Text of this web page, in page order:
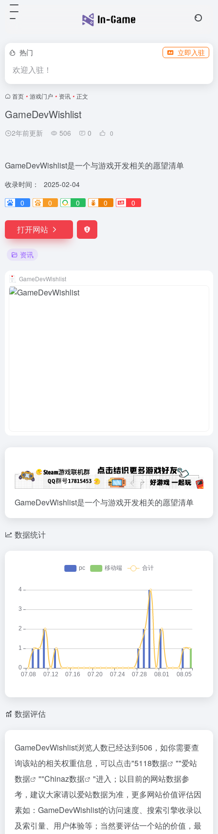
热门 立即入驻
欢迎入驻！
首页 • 游戏门户 • 资讯 • 正文
GameDevWishlist
2年前更新 506 0 0
GameDevWishlist是一个与游戏开发相关的愿望清单
收录时间：
2025-02-04
0
0 0 0 0
打开网站
资讯
GameDevWishlist
GameDevWishlist是一个与游戏开发相关的愿望清单
数据统计
数据评估
GameDevWishlist浏览人数已经达到506，如你需要查
询该站的相关权重信息，可以点击"5118数据 ""爱站
数据
""Chinaz数据
"进入；以目前的网站数据参
考，建议大家请以爱站数据为准，更多网站价值评估因
素如：GameDevWishlist的访问速度、搜索引擎收录以
及索引量、用户体验等；当然要评估一个站的价值，最